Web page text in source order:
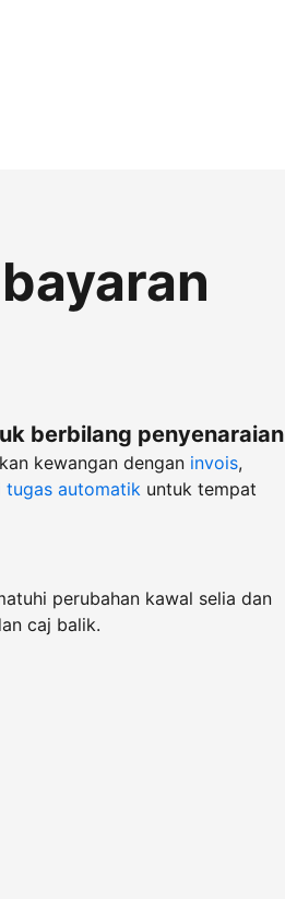
berbilang penyenaraian
kewangan dengan invois,
tugas automatik untuk tempat
perubahan kawal selia dan
caj balik.